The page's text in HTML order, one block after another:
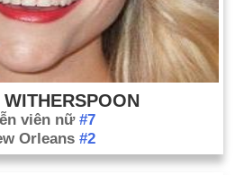
WITHERSPOON
viên nữ #7
Orleans #2